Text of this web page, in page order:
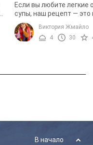
Если вы любите легкие
супы, наш рецепт — это
что вам нужно.
готовить суп-пюре из
капусты. Однако, когда
Виктория Жмайло
4
30
В начало